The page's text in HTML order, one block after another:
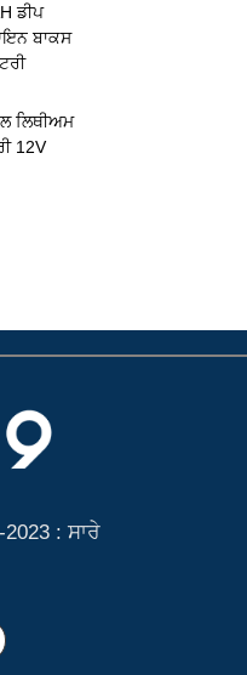
ਡੀਪ
ਬਾਕਸ
ਲਿਥੀਅਮ
12V
: ਸਾਰੇ